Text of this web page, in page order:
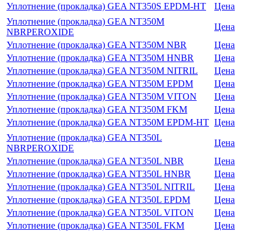
Уплотнение (прокладка) GEA NT350S EPDM-HT
Цена
Уплотнение (прокладка) GEA NT350M
NBRPEROXIDE
Цена
Уплотнение (прокладка) GEA NT350M NBR
Цена
Уплотнение (прокладка) GEA NT350M HNBR
Цена
Уплотнение (прокладка) GEA NT350M NITRIL
Цена
Уплотнение (прокладка) GEA NT350M EPDM
Цена
Уплотнение (прокладка) GEA NT350M VITON
Цена
Уплотнение (прокладка) GEA NT350M FKM
Цена
Уплотнение (прокладка) GEA NT350M EPDM-HT Цена
Уплотнение (прокладка) GEA NT350L
NBRPEROXIDE
Цена
Уплотнение (прокладка) GEA NT350L NBR
Цена
Уплотнение (прокладка) GEA NT350L HNBR
Цена
Уплотнение (прокладка) GEA NT350L NITRIL
Цена
Уплотнение (прокладка) GEA NT350L EPDM
Цена
Уплотнение (прокладка) GEA NT350L VITON
Цена
Уплотнение (прокладка) GEA NT350L FKM
Цена